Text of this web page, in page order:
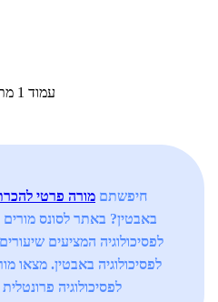
עמוד 1 מתוך 1
חיפשתם מורה פרטי
באבטין? באתר לסונס
לפסיכולוגיה המציעים
לפסיכולוגיה באבטין. מצאו
לפסיכולוגיה פרונטלית